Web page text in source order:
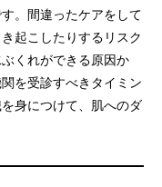
す。間違ったケアをして
起こしたりするリスク
くれができる原因か
を受診すべきタイミン
身につけて、肌へのダ